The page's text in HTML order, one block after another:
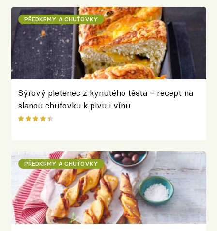
PŘEDKRMY A CHUŤOVKY
Sýrový pletenec z kynutého těsta – recept na
slanou chuťovku k pivu i vínu
PŘEDKRMY A CHUŤOVKY